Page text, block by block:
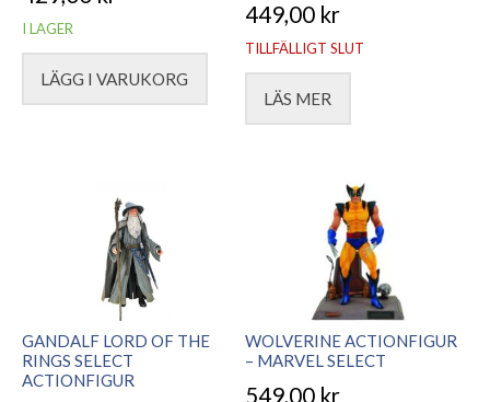
I LAGER
LÄGG I VARUKORG
449,00 kr
TILLFÄLLIGT SLUT
LÄS MER
GANDALF LORD OF THE
RINGS SELECT
ACTIONFIGUR
WOLVERINE ACTIONFIGUR
– MARVEL SELECT
549,00 kr